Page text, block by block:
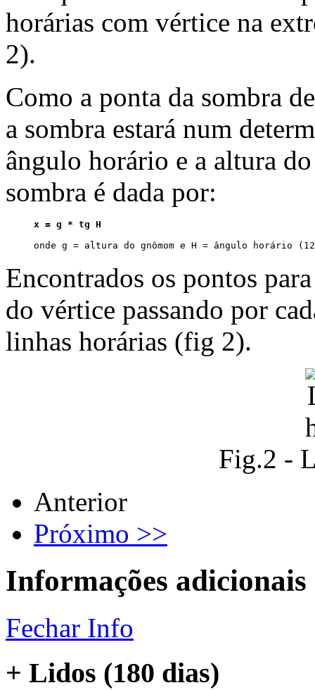
horárias com vértice na
2).
Como a ponta da sombra
a sombra estará num
ângulo horário e a altura
sombra é dada por:
x = g * tg H
Encontrados os pontos
do vértice passando por
linhas horárias (fig 2).
Fig.2 -
Anterior
Próximo >>
Informações adicionais
Fechar Info
+ Lidos (180 dias)